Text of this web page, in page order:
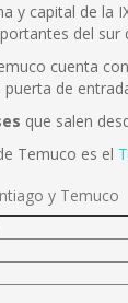
y capital de la
del sur
cuenta
de
que salen
Temuco es el
y Temuco